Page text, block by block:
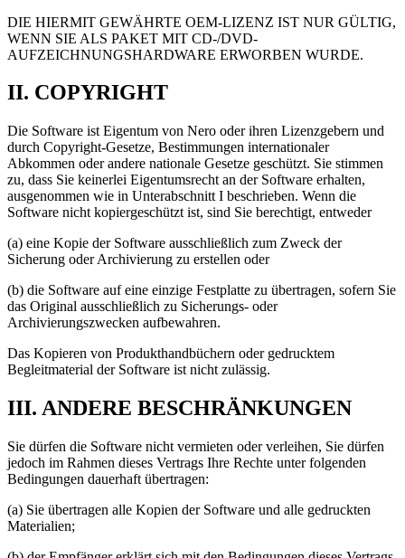
DIE HIERMIT GEWÄHRTE OEM-LIZENZ IST NUR GÜLTIG,
WENN SIE ALS PAKET MIT CD-/DVD-
AUFZEICHNUNGSHARDWARE ERWORBEN WURDE.
II. COPYRIGHT
Die Software ist Eigentum von Nero oder ihren Lizenzgebern und
durch Copyright-Gesetze, Bestimmungen internationaler
Abkommen oder andere nationale Gesetze geschützt. Sie stimmen
zu, dass Sie keinerlei Eigentumsrecht an der Software erhalten,
ausgenommen wie in Unterabschnitt I beschrieben. Wenn die
Software nicht kopiergeschützt ist, sind Sie berechtigt, entweder
(a) eine Kopie der Software ausschließlich zum Zweck der
Sicherung oder Archivierung zu erstellen oder
(b) die Software auf eine einzige Festplatte zu übertragen, sofern Sie
das Original ausschließlich zu Sicherungs- oder
Archivierungszwecken aufbewahren.
Das Kopieren von Produkthandbüchern oder gedrucktem
Begleitmaterial der Software ist nicht zulässig.
III. ANDERE BESCHRÄNKUNGEN
Sie dürfen die Software nicht vermieten oder verleihen, Sie dürfen
jedoch im Rahmen dieses Vertrags Ihre Rechte unter folgenden
Bedingungen dauerhaft übertragen:
(a) Sie übertragen alle Kopien der Software und alle gedruckten
Materialien;